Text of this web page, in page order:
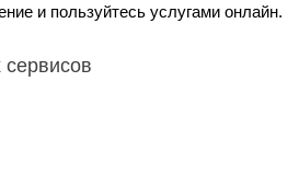
и пользуйтесь услугами онлайн.